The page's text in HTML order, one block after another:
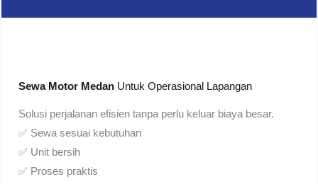
Sewa Motor Medan Untuk Operasional Lapangan
Solusi perjalanan efisien tanpa perlu keluar biaya besar.
✅ Sewa sesuai kebutuhan
✅ Unit bersih
✅ Proses praktis